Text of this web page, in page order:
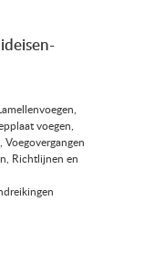
voegen,
Voegovergangen
Richtlijnen en